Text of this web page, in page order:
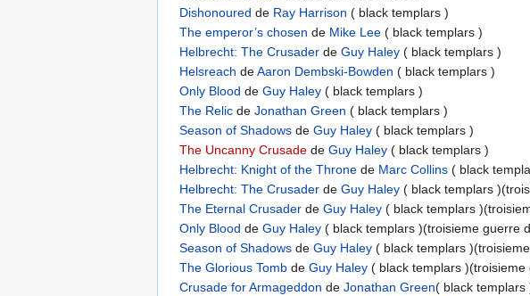
Dishonoured de Ray Harrison ( black templars )
The emperor’s chosen de Mike Lee ( black templars )
Helbrecht: The Crusader de Guy Haley ( black templars )
Helsreach deAaron Dembski-Bowden ( black templars )
Only Blood de Guy Haley ( black templars )
The Relic de Jonathan Green ( black templars )
Season of Shadows de Guy Haley ( black templars )
The Uncanny Crusade de Guy Haley ( black templars )
Helbrecht: Knight of the Throne de Marc Collins ( black
Helbrecht: The Crusader de Guy Haley ( black templars
The Eternal Crusader de Guy Haley ( black templars
Only Blood de Guy Haley ( black templars )(troisieme guerre
Season of Shadows de Guy Haley ( black templars
The Glorious Tomb de Guy Haley ( black templars
Crusade for Armageddon de Jonathan Green( black templars